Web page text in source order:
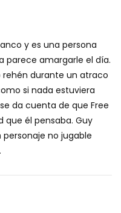
y es una persona
parece amargarle el día.
durante un atraco
si nada estuviera
da cuenta de que Free
él pensaba. Guy
no jugable